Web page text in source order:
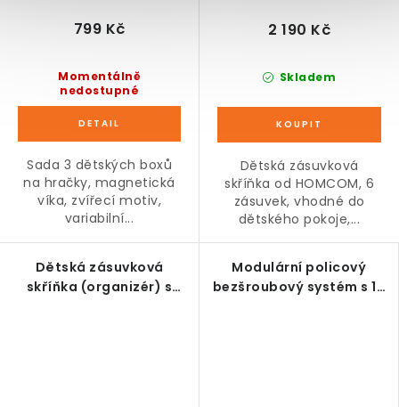
Momentálně
nedostupné
799 Kč
Sada 3 dětských boxů
na hračky, magnetická
víka, zvířecí motiv,
variabilní...
Skladem
2 190 Kč
Dětská zásuvková
skříňka od HOMCOM, 6
zásuvek, vhodné do
dětského pokoje,...
Dětská zásuvková
skříňka (organizér) s
Modulární policový
bezšroubový systém s 12